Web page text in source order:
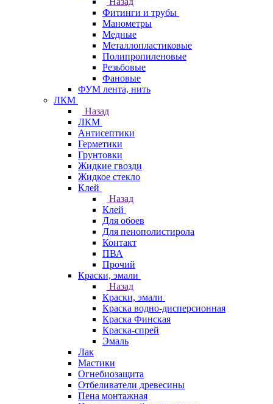
Фитинги и трубы
Манометры
Медные
Металлопластиковые
Полипропиленовые
Резьбовые
Фановые
ФУМ лента, нить
ЛКМ
Назад
ЛКМ
Антисептики
Герметики
Грунтовки
Жидкие гвозди
Жидкое стекло
Клей
Назад
Клей
Для обоев
Для пенополистирола
Контакт
ПВА
Прочий
Краски, эмали
Назад
Краски, эмали
Краска водно-дисперсионная
Краска Финская
Краска-спрей
Эмаль
Лак
Мастики
Огнебиозащита
Отбеливатели древесины
Пена монтажная